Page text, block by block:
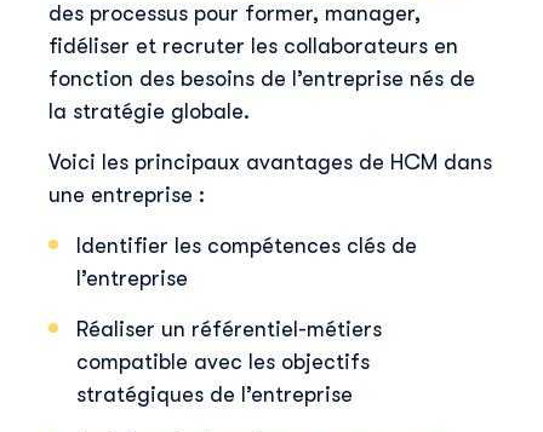
des processus pour former, manager,
fidéliser et recruter les collaborateurs en
fonction des besoins de l’entreprise nés de
la stratégie globale.
Voici les principaux avantages de HCM dans
une entreprise :
Identifier les compétences clés de
l’entreprise
Réaliser un référentiel-métiers
compatible avec les objectifs
stratégiques de l’entreprise